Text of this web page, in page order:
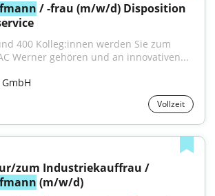
/ -frau (m/w/d) Disposition
400 Kolleg:innen werden Sie zum
Werner gehören und an innovativen...
Vollzeit
(m/w/d)